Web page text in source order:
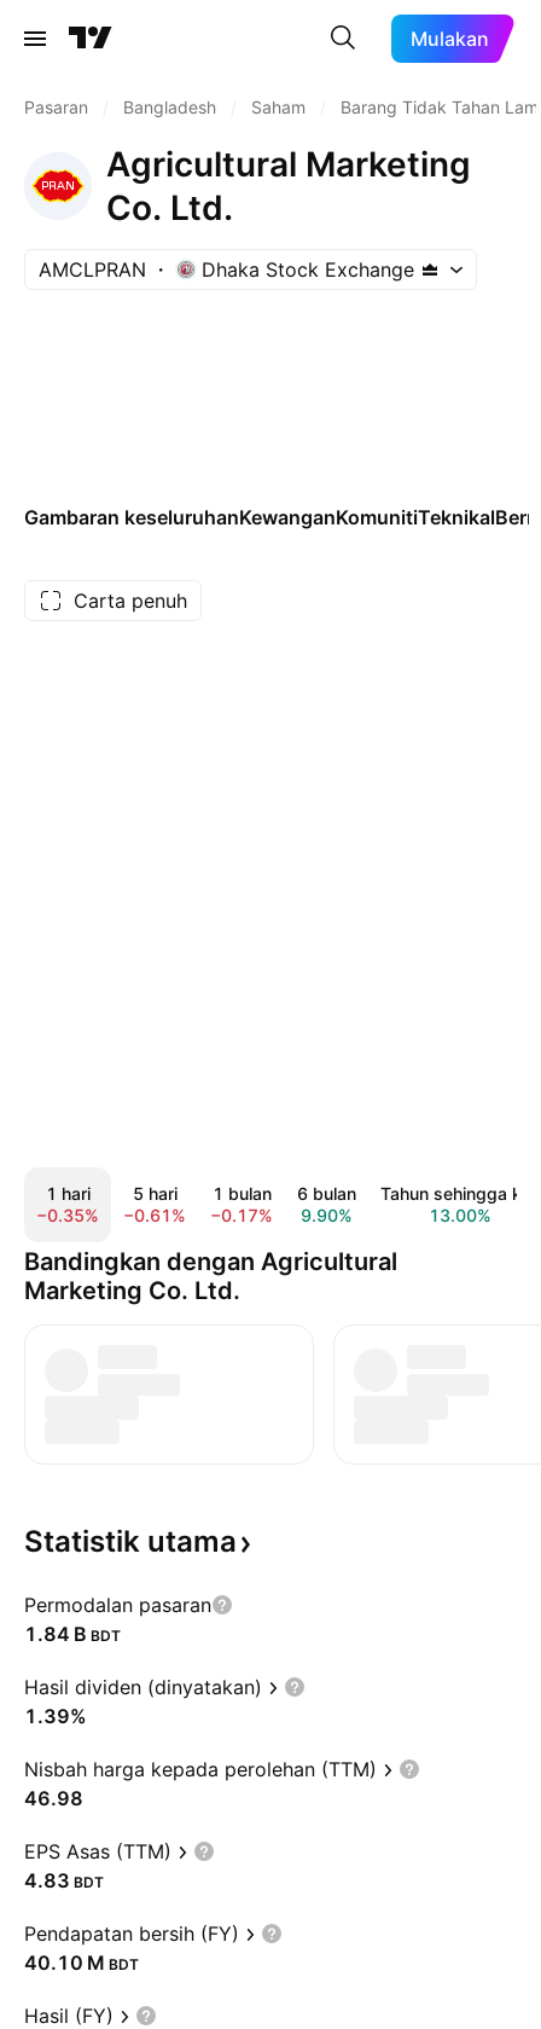
Mulakan
Pasaran Bangladesh Saham Barang Tidak Tahan
Agricultural Marketing
Co. Ltd.
AMCLPRAN Dhaka Stock Exchange
Gambaran keseluruhanKewanganKomunitiTeknikal
Carta penuh
1 hari
−0.35%
5 hari
−0.61%
1 bulan
−0.17%
6 bulan
9.90%
Tahun sehingga kini
13.00%
Bandingkan dengan Agricultural
Marketing Co. Ltd.
Statistik utama
Permodalan pasaran
‪1.84 B‬ BDT
Hasil dividen (dinyatakan)
1.39%
Nisbah harga kepada perolehan (TTM)
46.98
EPS Asas (TTM)
4.83 BDT
Pendapatan bersih (FY)
‪40.10 M‬ BDT
Hasil (FY)